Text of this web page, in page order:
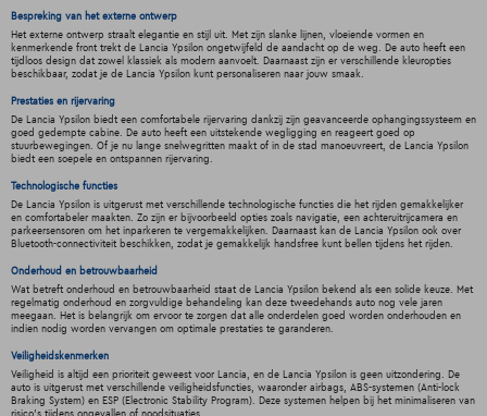
Bespreking van het externe ontwerp
Het externe ontwerp straalt elegantie en stijl uit. Met zijn slanke lijnen, vloeiende vormen en
kenmerkende front trekt de Lancia Ypsilon ongetwijfeld de aandacht op de weg. De auto heeft een
tijdloos design dat zowel klassiek als modern aanvoelt. Daarnaast zijn er verschillende kleuropties
beschikbaar, zodat je de Lancia Ypsilon kunt personaliseren naar jouw smaak.
Prestaties en rijervaring
De Lancia Ypsilon biedt een comfortabele rijervaring dankzij zijn geavanceerde ophangingssysteem en
goed gedempte cabine. De auto heeft een uitstekende wegligging en reageert goed op
stuurbewegingen. Of je nu lange snelwegritten maakt of in de stad manoeuvreert, de Lancia Ypsilon
biedt een soepele en ontspannen rijervaring.
Technologische functies
De Lancia Ypsilon is uitgerust met verschillende technologische functies die het rijden gemakkelijker
en comfortabeler maakten. Zo zijn er bijvoorbeeld opties zoals navigatie, een achteruitrijcamera en
parkeersensoren om het inparkeren te vergemakkelijken. Daarnaast kan de Lancia Ypsilon ook over
Bluetooth-connectiviteit beschikken, zodat je gemakkelijk handsfree kunt bellen tijdens het rijden.
Onderhoud en betrouwbaarheid
Wat betreft onderhoud en betrouwbaarheid staat de Lancia Ypsilon bekend als een solide keuze. Met
regelmatig onderhoud en zorgvuldige behandeling kan deze tweedehands auto nog vele jaren
meegaan. Het is belangrijk om ervoor te zorgen dat alle onderdelen goed worden onderhouden en
indien nodig worden vervangen om optimale prestaties te garanderen.
Veiligheidskenmerken
Veiligheid is altijd een prioriteit geweest voor Lancia, en de Lancia Ypsilon is geen uitzondering. De
auto is uitgerust met verschillende veiligheidsfuncties, waaronder airbags, ABS-systemen (Anti-lock
Braking System) en ESP (Electronic Stability Program). Deze systemen helpen bij het minimaliseren van